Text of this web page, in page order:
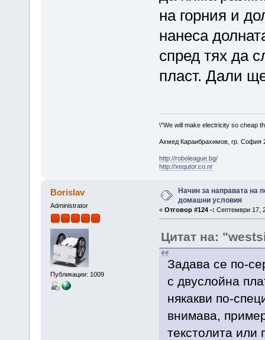
на горния и
нанеса
спред тях да
пласт. Дали
\"We will make electricity so cheap
Ахмед Караибрахимов, гр. София
http://roboleague.bg/
http://xequtor.co.nr
Borislav
Administrator
Публикации: 1009
Начин за направата на
домашни условия
« Отговор #124 -: Септември 17,
Цитат на:
Задава се по-
с двуслойна
някакви по-
внимава,
текстолита или